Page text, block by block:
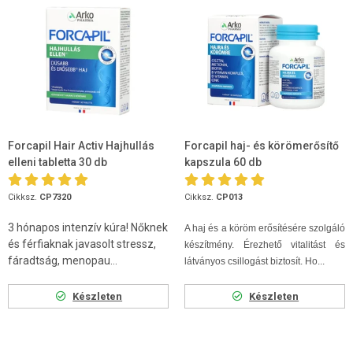
Forcapil Hair Activ Hajhullás
elleni tabletta 30 db
Cikksz. CP7320
3 hónapos intenzív kúra! Nőknek
és férfiaknak javasolt stressz,
fáradtság, menopau...
Készleten
Forcapil haj- és körömerősítő
kapszula 60 db
Cikksz. CP013
A haj és a köröm erősítésére szolgáló
készítmény. Érezhető vitalitást és
látványos csillogást biztosít. Ho...
Készleten